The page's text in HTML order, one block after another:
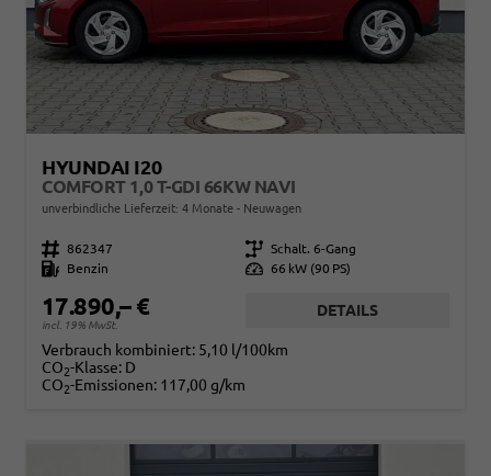
HYUNDAI I20
COMFORT 1,0 T-GDI 66KW NAVI
unverbindliche Lieferzeit: 4 Monate Neuwagen
Fahrzeugnr. 862347 Getriebe Schalt. 6-Gang
Kraftstoff
Benzin Leistung 66 kW (90 PS)
17.890,– €
incl. 19% MwSt.
DETAILS
Verbrauch kombiniert: 5,10 l/100km
CO2-Klasse: D
CO2-Emissionen: 117,00 g/km